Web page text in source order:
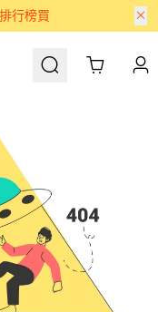
行榜買
Cart